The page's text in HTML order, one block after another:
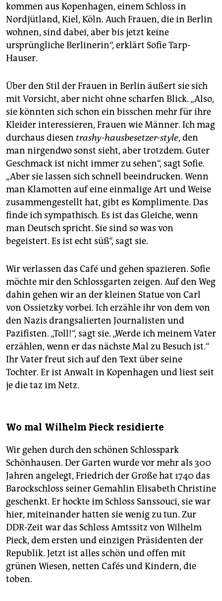
kommen aus Kopenhagen, einem Schloss in
Nordjütland, Kiel, Köln. Auch Frauen, die in Berlin
wohnen, sind dabei, aber bis jetzt keine
ursprüngliche Berlinerin“, erklärt Sofie Tarp-
Hauser.
Über den Stil der Frauen in Berlin äußert sie sich
mit Vorsicht, aber nicht ohne scharfen Blick. „Also,
sie könnten sich schon ein bisschen mehr für ihre
Kleider interessieren, Frauen wie Männer. Ich mag
durchaus diesen trashy-hausbesetzer-style, den
man nirgendwo sonst sieht, aber trotzdem. Guter
Geschmack ist nicht immer zu sehen“, sagt Sofie.
„Aber sie lassen sich schnell beeindrucken. Wenn
man Klamotten auf eine einmalige Art und Weise
zusammengestellt hat, gibt es Komplimente. Das
finde ich sympathisch. Es ist das Gleiche, wenn
man Deutsch spricht. Sie sind so was von
begeistert. Es ist echt süß“, sagt sie.
Wir verlassen das Café und gehen spazieren. Sofie
möchte mir den Schlossgarten zeigen. Auf den Weg
dahin gehen wir an der kleinen Statue von Carl
von Ossietzky vorbei. Ich erzähle ihr von dem von
den Nazis drangsalierten Journalisten und
Pazifisten. „Toll!“, sagt sie. „Werde ich meinem Vater
erzählen, wenn er das nächste Mal zu Besuch ist.“
Ihr Vater freut sich auf den Text über seine
Tochter. Er ist Anwalt in Kopenhagen und liest seit
je die taz im Netz.
Wo mal Wilhelm Pieck residierte
Wir gehen durch den schönen Schlosspark
Schönhausen. Der Garten wurde vor mehr als 300
Jahren angelegt, Friedrich der Große hat 1740 das
Barockschloss seiner Gemahlin Elisabeth Christine
geschenkt. Er hockte im Schloss Sanssouci, sie war
hier, miteinander hatten sie wenig zu tun. Zur
DDR-Zeit war das Schloss Amtssitz von Wilhelm
Pieck, dem ersten und einzigen Präsidenten der
Republik. Jetzt ist alles schön und offen mit
grünen Wiesen, netten Cafés und Kindern, die
toben.